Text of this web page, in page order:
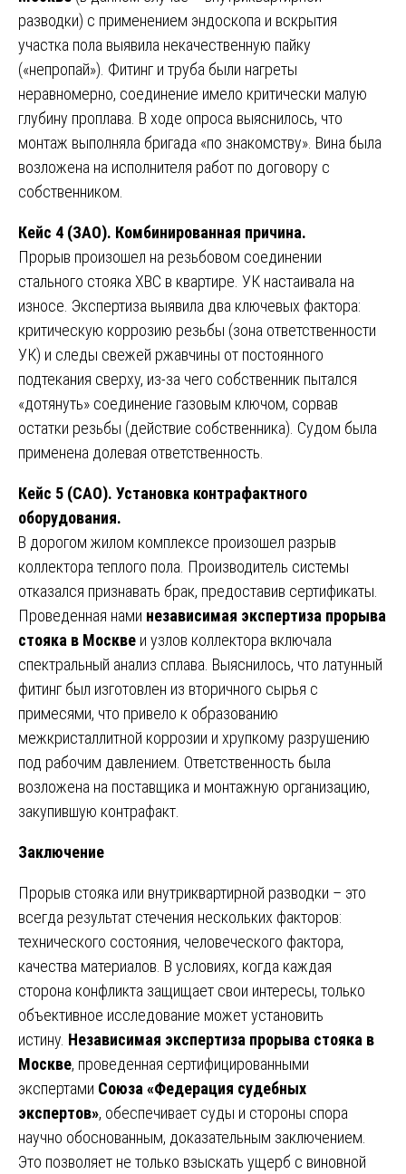
разводки) с применением эндоскопа и вскрытия
участка пола выявила некачественную пайку
(«непропай»). Фитинг и труба были нагреты
неравномерно, соединение имело критически малую
глубину проплава. В ходе опроса выяснилось, что
монтаж выполняла бригада «по знакомству». Вина была
возложена на исполнителя работ по договору с
собственником.
Кейс 4 (ЗАО). Комбинированная причина.
Прорыв произошел на резьбовом соединении
стального стояка ХВС в квартире. УК настаивала на
износе. Экспертиза выявила два ключевых фактора:
критическую коррозию резьбы (зона ответственности
УК) и следы свежей ржавчины от постоянного
подтекания сверху, из-за чего собственник пытался
«дотянуть» соединение газовым ключом, сорвав
остатки резьбы (действие собственника). Судом была
применена долевая ответственность.
Кейс 5 (САО). Установка контрафактного
оборудования.
В дорогом жилом комплексе произошел разрыв
коллектора теплого пола. Производитель системы
отказался признавать брак, предоставив сертификаты.
Проведенная нами независимая экспертиза прорыва
стояка в Москве и узлов коллектора включала
спектральный анализ сплава. Выяснилось, что латунный
фитинг был изготовлен из вторичного сырья с
примесями, что привело к образованию
межкристаллитной коррозии и хрупкому разрушению
под рабочим давлением. Ответственность была
возложена на поставщика и монтажную организацию,
закупившую контрафакт.
Заключение
Прорыв стояка или внутриквартирной разводки – это
всегда результат стечения нескольких факторов:
технического состояния, человеческого фактора,
качества материалов. В условиях, когда каждая
сторона конфликта защищает свои интересы, только
объективное исследование может установить
истину. Независимая экспертиза прорыва стояка в
Москве, проведенная сертифицированными
экспертами Союза «Федерация судебных
экспертов», обеспечивает суды и стороны спора
научно обоснованным, доказательным заключением.
Это позволяет не только взыскать ущерб с виновной